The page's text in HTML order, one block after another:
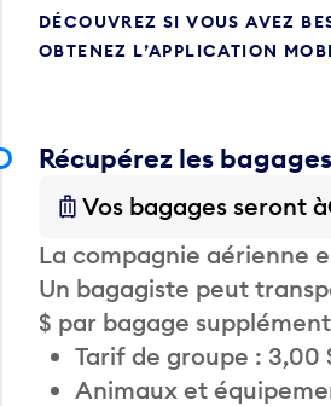
DÉCOUVREZ SI VOUS AVEZ
OBTENEZ L’APPLICATION
Récupérez les bagages
Vos bagages seront à
La compagnie aérienne
Un bagagiste peut
$ par bagage
Tarif de groupe : 3,00
Animaux et